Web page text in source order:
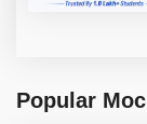
Popular